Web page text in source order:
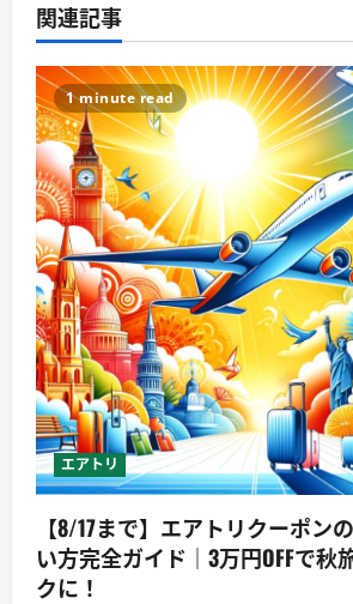
関連記事
1 minute read
エアトリ
【8/17まで】エアトリクーポン
い方完全ガイド｜3万円OFFで秋
クに！